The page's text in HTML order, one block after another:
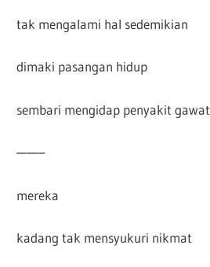
tak mengalami hal sedemikian
dimaki pasangan hidup
sembari mengidap penyakit gawat
——–
mereka
kadang tak mensyukuri nikmat